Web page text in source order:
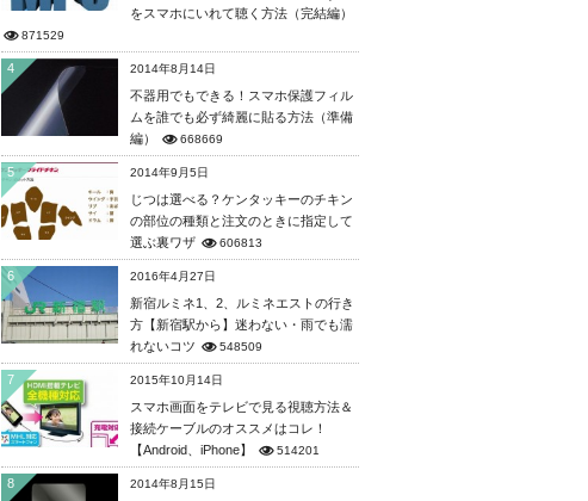
をスマホにいれて聴く方法（完結編）
871529
4 2014年8月14日
不器用でもできる！スマホ保護フィル
ムを誰でも必ず綺麗に貼る方法（準備
編）
668669
5 2014年9月5日
じつは選べる？ケンタッキーのチキン
の部位の種類と注文のときに指定して
選ぶ裏ワザ
606813
6 2016年4月27日
新宿ルミネ1、2、ルミネエストの行き
方【新宿駅から】迷わない・雨でも濡
れないコツ
548509
7 2015年10月14日
スマホ画面をテレビで見る視聴方法＆
接続ケーブルのオススメはコレ！
【Android、iPhone】
514201
8 2014年8月15日